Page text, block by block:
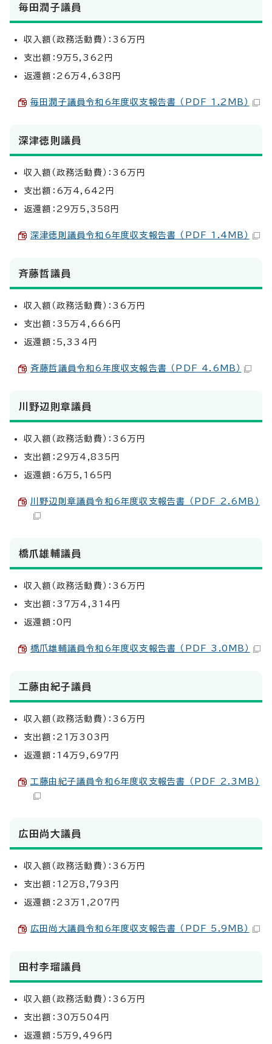
毎田潤子議員
収入額（政務活動費）：36万円
支出額：9万5,362円
返還額：26万4,638円
毎田潤子議員令和6年度収支報告書 （PDF 1.2MB）
深津徳則議員
収入額（政務活動費）：36万円
支出額：6万4,642円
返還額：29万5,358円
深津徳則議員令和6年度収支報告書 （PDF 1.4MB）
斉藤哲議員
収入額（政務活動費）：36万円
支出額：35万4,666円
返還額：5,334円
斉藤哲議員令和6年度収支報告書 （PDF 4.6MB）
川野辺則章議員
収入額（政務活動費）：36万円
支出額：29万4,835円
返還額：6万5,165円
川野辺則章議員令和6年度収支報告書 （PDF 2.6MB）
橋爪雄輔議員
収入額（政務活動費）：36万円
支出額：37万4,314円
返還額：0円
橋爪雄輔議員令和6年度収支報告書 （PDF 3.0MB）
工藤由紀子議員
収入額（政務活動費）：36万円
支出額：21万303円
返還額：14万9,697円
工藤由紀子議員令和6年度収支報告書 （PDF 2.3MB）
広田尚大議員
収入額（政務活動費）：36万円
支出額：12万8,793円
返還額：23万1,207円
広田尚大議員令和6年度収支報告書 （PDF 5.9MB）
田村李瑠議員
収入額（政務活動費）：36万円
支出額：30万504円
返還額：5万9,496円